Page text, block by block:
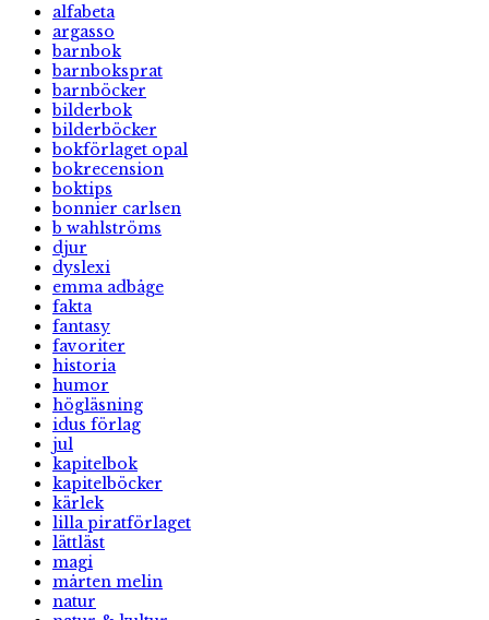
alfabeta
argasso
barnbok
barnboksprat
barnböcker
bilderbok
bilderböcker
bokförlaget opal
bokrecension
boktips
bonnier carlsen
b wahlströms
djur
dyslexi
emma adbåge
fakta
fantasy
favoriter
historia
humor
högläsning
idus förlag
jul
kapitelbok
kapitelböcker
kärlek
lilla piratförlaget
lättläst
magi
mårten melin
natur